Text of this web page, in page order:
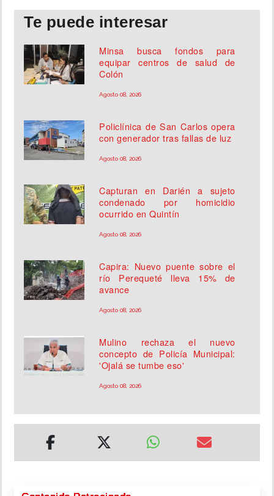
Te puede interesar
Minsa busca fondos para
equipar centros de salud de
Colón
Agosto 08, 2026
Policlínica de San Carlos opera
con generador tras fallas de luz
Agosto 08, 2026
Capturan en Darién a sujeto
condenado por homicidio
ocurrido en Quintín
Agosto 08, 2026
Capira: Nuevo puente sobre el
río Perequeté lleva 15% de
avance
Agosto 08, 2026
Mulino rechaza el nuevo
concepto de Policía Municipal:
'Ojalá se tumbe eso'
Agosto 08, 2026